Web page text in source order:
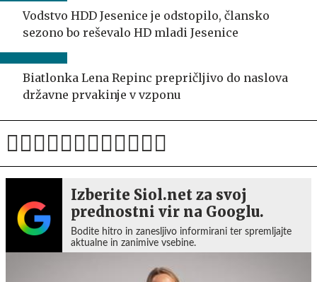
Vodstvo HDD Jesenice je odstopilo, člansko
sezono bo reševalo HD mladi Jesenice
Biatlonka Lena Repinc prepričljivo do naslova
državne prvakinje v vzponu
Izberite Siol.net za svoj
prednostni vir na Googlu.
Bodite hitro in zanesljivo informirani ter spremljajte
aktualne in zanimive vsebine.